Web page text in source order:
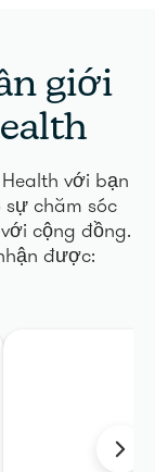
giới
với bạn
chăm sóc
cộng đồng.
được: